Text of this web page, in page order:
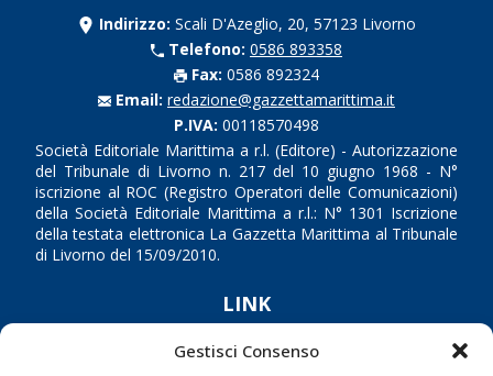
Gestisci Consenso
Indirizzo: Scali D'Azeglio, 20, 57123 Livorno
Telefono: 0586 893358
Fax: 0586 892324
Email: redazione@gazzettamarittima.it
P.IVA: 00118570498
Società Editoriale Marittima a r.l. (Editore) - Autorizzazione
del Tribunale di Livorno n. 217 del 10 giugno 1968 - N°
iscrizione al ROC (Registro Operatori delle Comunicazioni)
della Società Editoriale Marittima a r.l.: N° 1301 Iscrizione
della testata elettronica La Gazzetta Marittima al Tribunale
di Livorno del 15/09/2010.
LINK
Shipping